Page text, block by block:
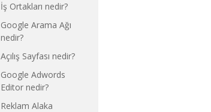
İş Ortakları nedir?
Google Arama Ağı
nedir?
Açılış Sayfası nedir?
Google Adwords
Editor nedir?
Reklam Alaka